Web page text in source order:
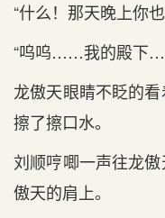
“什么！那天晚上你
“呜呜……我的殿
龙傲天眼睛不眨的
擦了擦口水。
刘顺哼唧一声往龙
傲天的肩上。